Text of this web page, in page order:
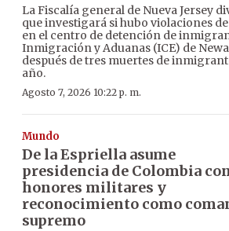
La Fiscalía general de Nueva Jersey
que investigará si hubo violaciones
en el centro de detención de
Inmigración y Aduanas (ICE) de
después de tres muertes de
año.
Agosto 7, 2026 10:22 p. m.
Mundo
De la Espriella asume
presidencia de Colombia
honores militares y
reconocimiento como
supremo